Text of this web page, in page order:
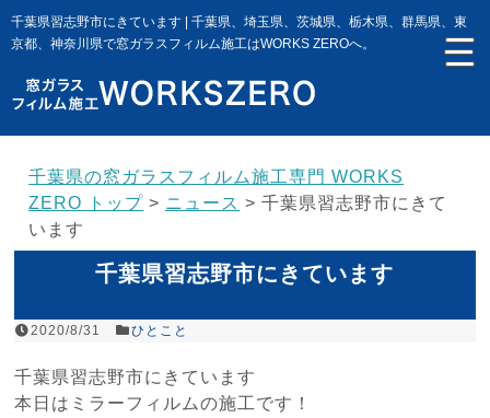
千葉県習志野市にきています | 千葉県、埼玉県、茨城県、栃木県、群馬県、東
京都、神奈川県で窓ガラスフィルム施工はWORKS ZEROへ。
千葉県の窓ガラスフィルム施工専門 WORKS
ZERO トップ > ニュース >千葉県習志野市にきて
います
千葉県習志野市にきています
2020/8/31 ひとこと
千葉県習志野市にきています
本日はミラーフィルムの施工です！